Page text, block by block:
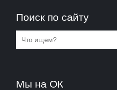
Поиск по сайту
Мы на ОК